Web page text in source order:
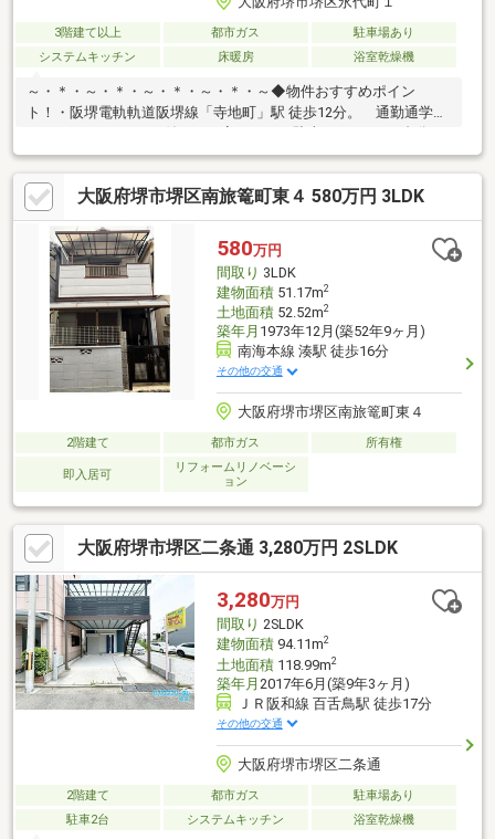
3階建て以上 都市ガス
駐車場あり
システムキッチン
床暖房 浴室乾燥機
～・＊・～・＊・～・＊・～・＊・～◆物件おすすめポイン
ト！・阪堺電軌軌道阪堺線「寺地町」駅 徒歩12分。 通勤通学も
ざいます。・ゆとりある部屋数の4LDK♪・北東向き/前面道路約
4.7ｍ。≪周辺環境≫・少林寺小学校…徒歩6分・陵西中学校…徒歩
9分・ローソン…徒歩5分・コノミヤ…徒歩10分・清恵会病院…徒歩
5分・堺永代郵便局…徒歩3分ハウスフリーダムは【東証スタンダ
ード上場企業】です。「見るだけ・聞くだけ」OK！不動産購入や
住宅ローンなどお気軽にご相談ください♪♪
大阪府堺市堺区南旅篭町東４ 580万円 3LDK
580万円
間取り 3LDK
建物面積51.17m2
土地面積52.52m2
築年月 1973年12月(築52年9ヶ月)
南海本線 湊駅 徒歩16分
その他の交通
大阪府堺市堺区南旅篭町東４
2階建て 都市ガス 所有権
即入居可
リフォームリノベーシ
ョン
大阪府堺市堺区二条通 3,280万円 2SLDK
3,280万円
間取り 2SLDK
建物面積94.11m2
土地面積118.99m2
築年月 2017年6月(築9年3ヶ月)
ＪＲ阪和線 百舌鳥駅 徒歩17分
その他の交通
大阪府堺市堺区二条通
2階建て 都市ガス
駐車場あり
駐車2台
システムキッチン 浴室乾燥機